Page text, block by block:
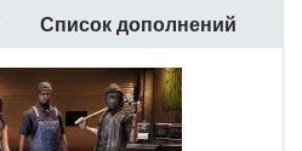
Список дополнений